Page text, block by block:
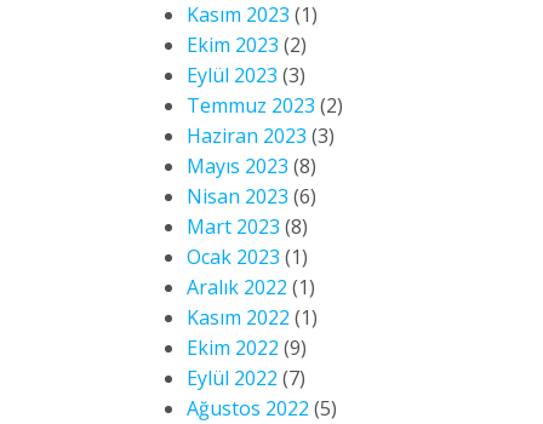
Kasım 2023 (1)
Ekim 2023 (2)
Eylül 2023 (3)
Temmuz 2023 (2)
Haziran 2023 (3)
Mayıs 2023 (8)
Nisan 2023 (6)
Mart 2023 (8)
Ocak 2023 (1)
Aralık 2022 (1)
Kasım 2022 (1)
Ekim 2022 (9)
Eylül 2022 (7)
Ağustos 2022 (5)